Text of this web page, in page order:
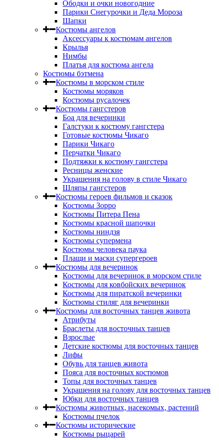
Ободки и очки новогодние
Парики Снегурочки и Деда Мороза
Шапки
Костюмы ангелов
Аксессуары к костюмам ангелов
Крылья
Нимбы
Платья для костюма ангела
Костюмы бэтмена
Костюмы в морском стиле
Костюмы моряков
Костюмы русалочек
Костюмы гангстеров
Боа для вечеринки
Галстуки к костюму гангстера
Готовые костюмы Чикаго
Парики Чикаго
Перчатки Чикаго
Подтяжки к костюму гангстера
Ресницы женские
Украшения на голову в стиле Чикаго
Шляпы гангстеров
Костюмы героев фильмов и сказок
Костюмы Зорро
Костюмы Питера Пена
Костюмы красной шапочки
Костюмы ниндзя
Костюмы супермена
Костюмы человека паука
Плащи и маски супергероев
Костюмы для вечеринок
Костюмы для вечеринок в морском стиле
Костюмы для ковбойских вечеринок
Костюмы для пиратской вечеринки
Костюмы стиляг для вечеринки
Костюмы для восточных танцев живота
Атрибуты
Браслеты для восточных танцев
Взрослые
Детские костюмы для восточных танцев
Лифы
Обувь для танцев живота
Пояса для восточных костюмов
Топы для восточных танцев
Украшения на голову для восточных танцев
Юбки для восточных танцев
Костюмы животных, насекомых, растений
Костюмы пчелок
Костюмы исторические
Костюмы рыцарей